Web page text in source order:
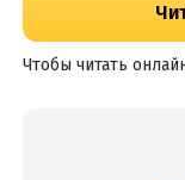
Чтобы читать